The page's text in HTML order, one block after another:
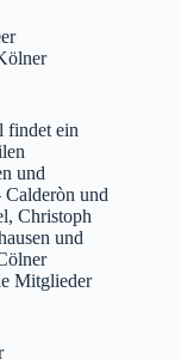
findet ein
und
Calderòn und
Christoph
und
Mitglieder